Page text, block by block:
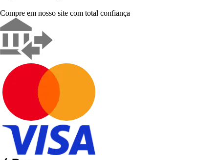
Compre em nosso site com total confiança